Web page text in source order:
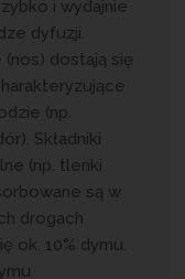
i wydajnie
dyfuzji.
dostają się
(np.
Składniki
(np. tlenki
są w
drogach
ok. 10% dymu.